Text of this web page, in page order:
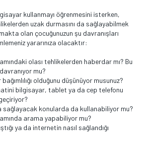
kullanmayı öğrenmesini isterken,
uzak durmasını da sağlayabilmek
olan çocuğunuzun şu davranışları
yararınıza olacaktır:
olası tehlikelerden haberdar mı? Bu
mu?
olduğunu düşünüyor musunuz?
bilgisayar, tablet ya da cep telefonu
sağlayacak konularda da kullanabiliyor mu?
arama yapabiliyor mu?
ya da internetin nasıl sağlandığı